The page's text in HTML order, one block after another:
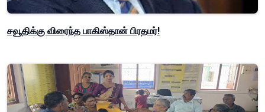
சவூதிக்கு விரைந்த பாகிஸ்தான் பிரதமர்!